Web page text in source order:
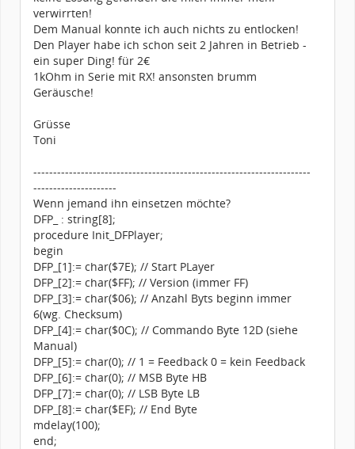
verwirrten!
Dem Manual konnte ich auch nichts zu entlocken!
Den Player habe ich schon seit 2 Jahren in Betrieb -
ein super Ding! für 2€
1kOhm in Serie mit RX! ansonsten brumm
Geräusche!
Grüsse
Toni
----------------------------------------------------------------------
---------------------
Wenn jemand ihn einsetzen möchte?
DFP_ : string[8];
procedure Init_DFPlayer;
begin
DFP_[1]:= char($7E); // Start PLayer
DFP_[2]:= char($FF); // Version (immer FF)
DFP_[3]:= char($06); // Anzahl Byts beginn immer
6(wg. Checksum)
DFP_[4]:= char($0C); // Commando Byte 12D (siehe
Manual)
DFP_[5]:= char(0); // 1 = Feedback 0 = kein Feedback
DFP_[6]:= char(0); // MSB Byte HB
DFP_[7]:= char(0); // LSB Byte LB
DFP_[8]:= char($EF); // End Byte
mdelay(100);
end;